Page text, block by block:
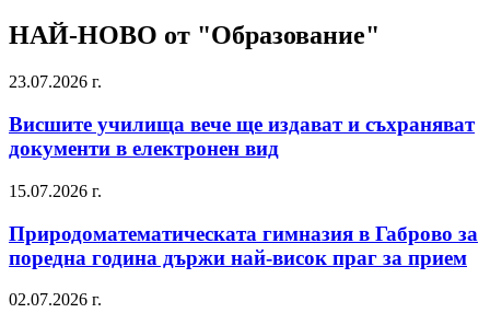
НАЙ-НОВО от "Образование"
23.07.2026 г.
Висшите училища вече ще издават и съхраняват
документи в електронен вид
15.07.2026 г.
Природоматематическата гимназия в Габрово за
поредна година държи най-висок праг за прием
02.07.2026 г.